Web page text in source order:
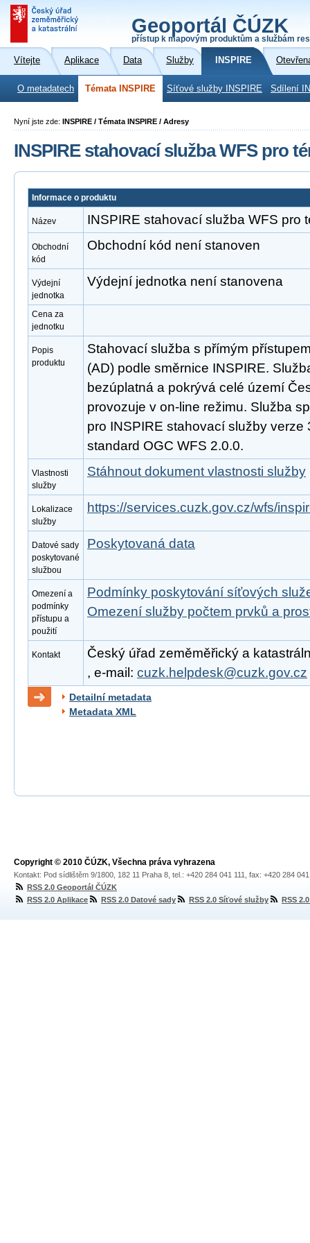
Geoportál ČÚZK
přístup k mapovým produktům a službám
Vítejte Aplikace Data Služby INSPIRE
O metadatech Témata INSPIRE Síťové služby INSPIRE Sdílení
Nyní jste zde: INSPIRE / Témata INSPIRE / Adresy
INSPIRE stahovací služba WFS pro
Informace o produktu
Název INSPIRE stahovací služba WFS pro
Obchodní
kód
Obchodní kód není stanoven
Výdejní
jednotka
Výdejní jednotka není stanovena
Cena za
jednotku
Popis
produktu
Stahovací služba s přímým
(AD) podle směrnice INSPIRE.
bezúplatná a pokrývá celé území
provozuje v on-line režimu. Služba
pro INSPIRE stahovací služby verze
standard OGC WFS 2.0.0.
Vlastnosti
služby
Stáhnout dokument vlastnosti služby
Lokalizace
služby
https://services.cuzk.gov.cz/wfs/
Datové sady
poskytované
službou
Poskytovaná data
Omezení a
podmínky
přístupu a
použití
Podmínky poskytování síťových
Omezení služby počtem prvků a
Kontakt
Český úřad zeměměřický a
, e-mail: cuzk.helpdesk@cuzk.gov.cz
Detailní metadata
Metadata XML
Copyright © 2010 ČÚZK, Všechna práva vyhrazena
Kontakt: Pod sídlištěm 9/1800, 182 11 Praha 8, tel.: +420 284 041 111, fax: +420 284
RSS 2.0 Geoportál ČÚZK
RSS 2.0 Aplikace
RSS 2.0 Datové sady RSS 2.0 Síťové služby RSS